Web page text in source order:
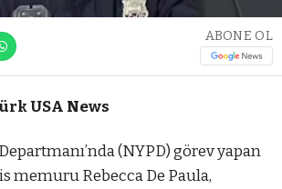
ABONE OL
USA News
(NYPD) görev yapan
memuru Rebecca De Paula,